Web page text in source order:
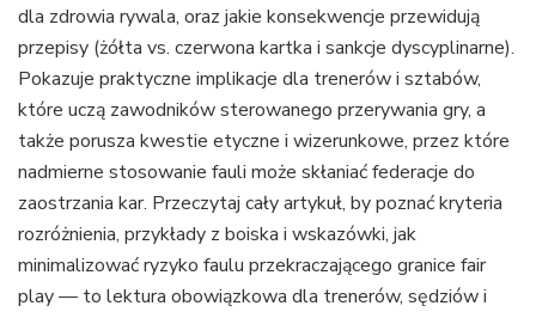
dla zdrowia rywala, oraz jakie konsekwencje przewidują
przepisy (żółta vs. czerwona kartka i sankcje dyscyplinarne).
Pokazuje praktyczne implikacje dla trenerów i sztabów,
które uczą zawodników sterowanego przerywania gry, a
także porusza kwestie etyczne i wizerunkowe, przez które
nadmierne stosowanie fauli może skłaniać federacje do
zaostrzania kar. Przeczytaj cały artykuł, by poznać kryteria
rozróżnienia, przykłady z boiska i wskazówki, jak
minimalizować ryzyko faulu przekraczającego granice fair
play — to lektura obowiązkowa dla trenerów, sędziów i